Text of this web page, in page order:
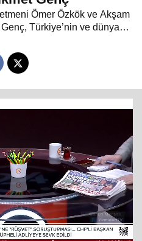
Ömer Özkök ve Akşam
Türkiye’nin ve dünyanın
haberleri, köşe
gelişmelerini farklı bakış
hafta içi her sabah
canlı yayınla 24